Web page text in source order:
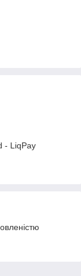
- LiqPay